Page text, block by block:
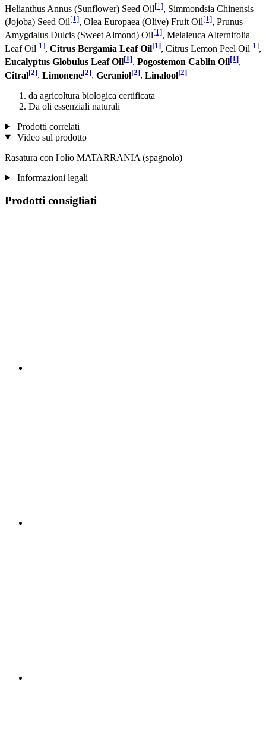
Helianthus Annus (Sunflower) Seed Oil[1], Simmondsia Chinensis
(Jojoba) Seed Oil[1], Olea Europaea (Olive) Fruit Oil[1], Prunus
Amygdalus Dulcis (Sweet Almond) Oil[1], Melaleuca Alternifolia
Leaf Oil[1], Citrus Bergamia Leaf Oil[1], Citrus Lemon Peel Oil[1],
Eucalyptus Globulus Leaf Oil[1], Pogostemon Cablin Oil[1],
Citral[2], Limonene[2], Geraniol[2], Linalool[2]
da agricoltura biologica certificata
Da oli essenziali naturali
Prodotti correlati
Video sul prodotto
Rasatura con l'olio MATARRANIA (spagnolo)
Informazioni legali
Prodotti consigliati